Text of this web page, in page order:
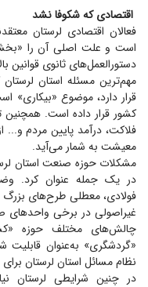
اقتصادی که شکوفا نشد
فعالان اقتصادی لرستان
است و علت اصلی آن را
دستورالعمل‌های ثانوی قوانین
مهم‌ترین مسئله استان
قرار دارد، موضوع
کشور قرار داده است.
فلاکت، درآمد پایین مردم و...
معیشت به شمار می‌آید.
مشکلات حوزه صنعت استان
در یک جمله عنوان کرد.
فولادی، معطلی طرح‌های
غیراصولی در برخی واحد‌های
چالش‌های مختلف حوزه
«گردشگری» به‌عنوان قابلیت
نظام مسائل استان لرستان
در چنین شرایطی لرستان